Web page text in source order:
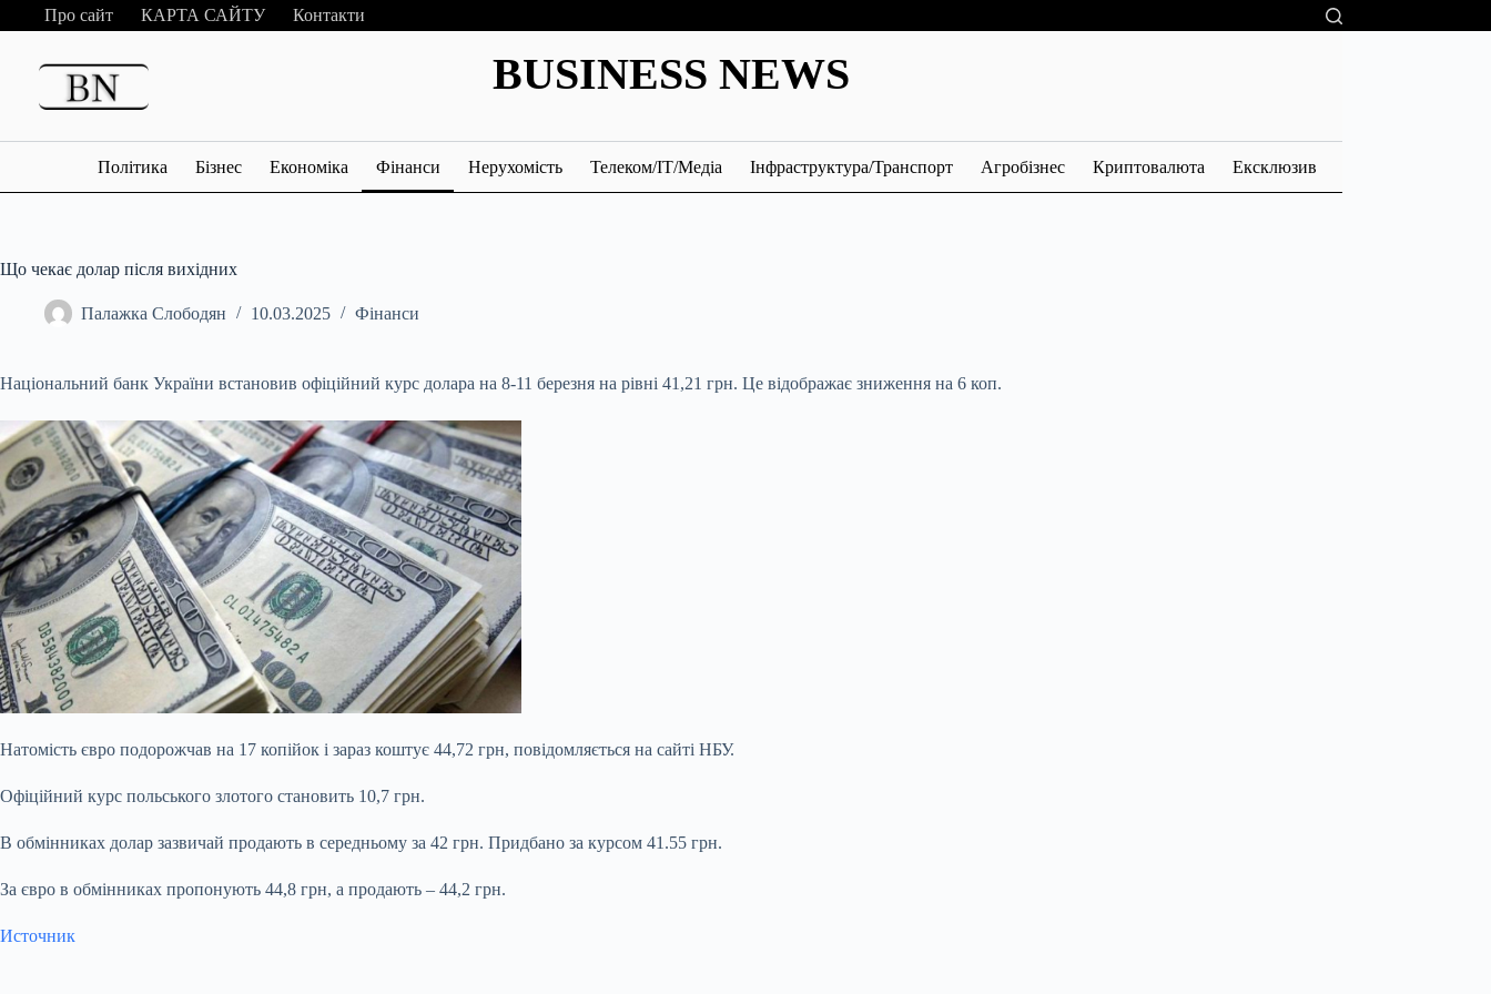
Перейти
до
Про сайт КАРТА САЙТУ Контакти
BUSINESS NEWS
Політика Бізнес Економіка Фінанси Нерухомість Телеком/ІТ/Медіа Інфраструктура/Транспорт Агробізнес Криптовалюта Ексклюзив
Що чекає долар після вихідних
Палажка Слободян 10.03.2025 Фінанси
Національний банк України встановив офіційний курс долара на 8-11 березня на рівні 41,21 грн. Це відображає зниження на 6 коп.
Натомість євро подорожчав на 17 копійок і зараз коштує 44,72 грн, повідомляється на сайті НБУ.
Офіційний курс польського злотого становить 10,7 грн.
В обмінниках долар зазвичай продають в середньому за 42 грн. Придбано за курсом 41.55 грн.
За євро в обмінниках пропонують 44,8 грн, а продають – 44,2 грн.
Источник